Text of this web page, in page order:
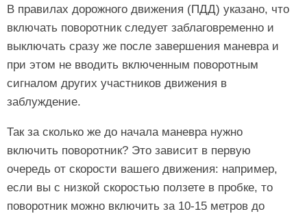
В правилах дорожного движения (ПДД) указано, что
включать поворотник следует заблаговременно и
выключать сразу же после завершения маневра и
при этом не вводить включенным поворотным
сигналом других участников движения в
заблуждение.
Так за сколько же до начала маневра нужно
включить поворотник? Это зависит в первую
очередь от скорости вашего движения: например,
если вы с низкой скоростью ползете в пробке, то
поворотник можно включить за 10-15 метров до